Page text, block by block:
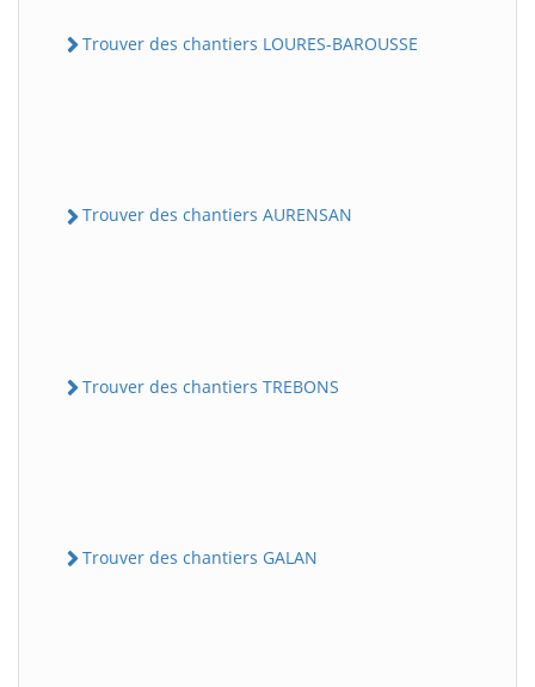
Trouver des chantiers LOURES-BAROUSSE
Trouver des chantiers AURENSAN
Trouver des chantiers TREBONS
Trouver des chantiers GALAN